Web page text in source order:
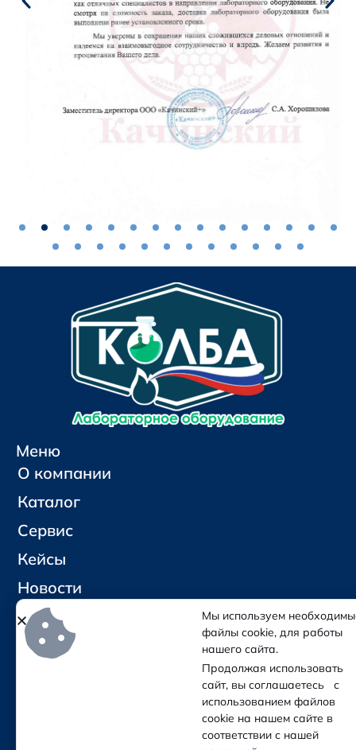
Меню
О компании
Каталог
Сервис
Кейсы
Новости
Контакты
Социальные сети и контакты
Мы используем
файлы cookie, для работы
нашего сайта.
Продолжая использовать
сайт, вы соглашаетесь с
использованием файлов
cookie на нашем сайте в
соответствии с нашей